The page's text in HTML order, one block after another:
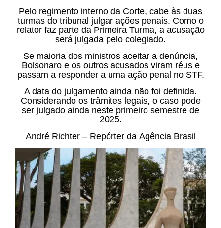
Pelo regimento interno da Corte, cabe às duas
turmas do tribunal julgar ações penais. Como o
relator faz parte da Primeira Turma, a acusação
será julgada pelo colegiado.
Se maioria dos ministros aceitar a denúncia,
Bolsonaro e os outros acusados viram réus e
passam a responder a uma ação penal no STF.
A data do julgamento ainda não foi definida.
Considerando os trâmites legais, o caso pode
ser julgado ainda neste primeiro semestre de
2025.
André Richter – Repórter da Agência Brasil